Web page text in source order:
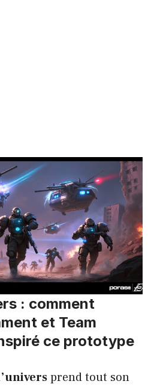
: comment
et Team
ce prototype
prend tout son